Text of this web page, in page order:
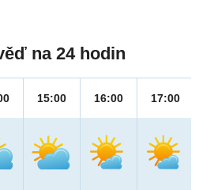
na 24 hodin
15:00 16:00 17:00